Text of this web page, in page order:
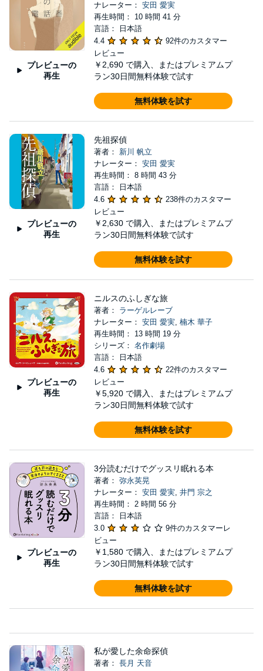
プレビューの
再生
ナレーター： 安田 愛実
再生時間： 10 時間 41 分
言語： 日本語
4.4
92件のカスタマー
レビュー
￥2,690 で購入、またはプレミアムプ
ラン30日間無料体験で試す
無料体験を試す
プレビューの
再生
先祖探偵
著者： 新川 帆立
ナレーター： 安田 愛実
再生時間： 8 時間 43 分
言語： 日本語
4.6
238件のカスタマー
レビュー
￥2,630 で購入、またはプレミアムプ
ラン30日間無料体験で試す
無料体験を試す
プレビューの
再生
ニルスのふしぎな旅
著者： ラーゲルレーブ
ナレーター： 安田 愛実, 楠木 華子
再生時間： 13 時間 19 分
シリーズ： 名作劇場
言語： 日本語
4.6
22件のカスタマー
レビュー
￥5,920 で購入、またはプレミアムプ
ラン30日間無料体験で試す
無料体験を試す
プレビューの
再生
3分読むだけでグッスリ眠れる本
著者： 弥永英晃
ナレーター： 安田 愛実, 井門 宗之
再生時間： 2 時間 56 分
言語： 日本語
3.0
9件のカスタマーレ
ビュー
￥1,580 で購入、またはプレミアムプ
ラン30日間無料体験で試す
無料体験を試す
私が愛した余命探偵
著者： 長月 天音